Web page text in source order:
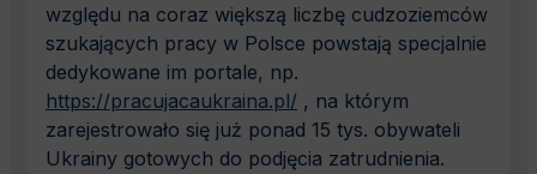
względu na coraz większą liczbę cudzoziemców
szukających pracy w Polsce powstają specjalnie
dedykowane im portale, np.
https://pracujacaukraina.pl/ , na którym
zarejestrowało się już ponad 15 tys. obywateli
Ukrainy gotowych do podjęcia zatrudnienia.